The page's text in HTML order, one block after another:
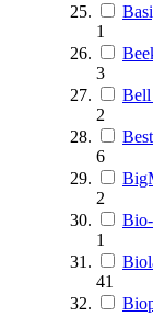
1
3
2
6
2
1
41